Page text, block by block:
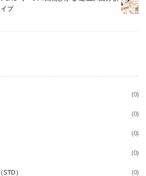
プ
(0)
(0)
(0)
(0)
） (0)